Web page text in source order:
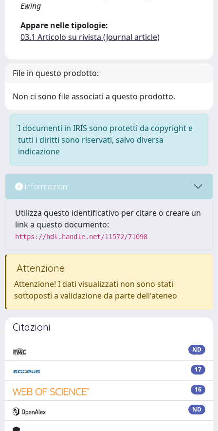
Ewing
Appare nelle tipologie:
03.1 Articolo su rivista (Journal article)
File in questo prodotto:
Non ci sono file associati a questo prodotto.
I documenti in IRIS sono protetti da copyright e
tutti i diritti sono riservati, salvo diversa
indicazione
Informazioni
Utilizza questo identificativo per citare o creare un
link a questo documento:
https://hdl.handle.net/11572/71098
Attenzione
Attenzione! I dati visualizzati non sono stati
sottoposti a validazione da parte dell'ateneo
Citazioni
ND
17
16
ND